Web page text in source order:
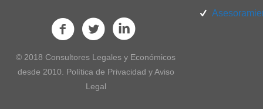
© 2018 Consultores Legales y Económicos
desde 2010. Política de Privacidad y Aviso
Legal